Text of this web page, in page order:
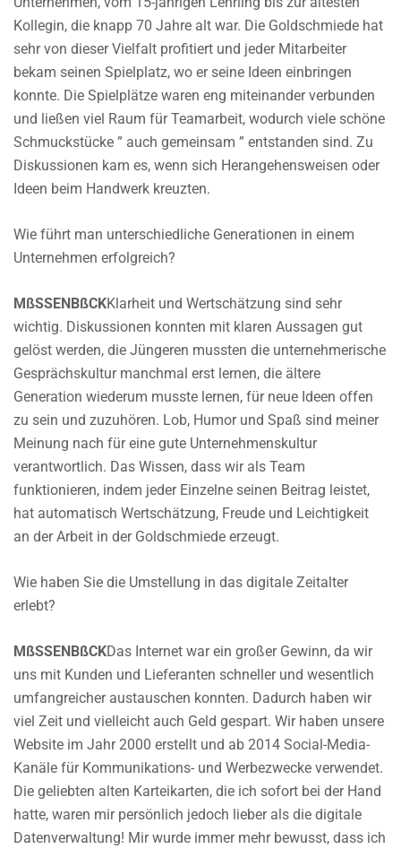
Kollegin, die knapp 70 Jahre alt war. Die Goldschmiede hat
sehr von dieser Vielfalt profitiert und jeder Mitarbeiter
bekam seinen Spielplatz, wo er seine Ideen einbringen
konnte. Die Spielplätze waren eng miteinander verbunden
und ließen viel Raum für Teamarbeit, wodurch viele schöne
Schmuckstücke ” auch gemeinsam ” entstanden sind. Zu
Diskussionen kam es, wenn sich Herangehensweisen oder
Ideen beim Handwerk kreuzten.
Wie führt man unterschiedliche Generationen in einem
Unternehmen erfolgreich?
MßSSENBßCKKlarheit und Wertschätzung sind sehr
wichtig. Diskussionen konnten mit klaren Aussagen gut
gelöst werden, die Jüngeren mussten die unternehmerische
Gesprächskultur manchmal erst lernen, die ältere
Generation wiederum musste lernen, für neue Ideen offen
zu sein und zuzuhören. Lob, Humor und Spaß sind meiner
Meinung nach für eine gute Unternehmenskultur
verantwortlich. Das Wissen, dass wir als Team
funktionieren, indem jeder Einzelne seinen Beitrag leistet,
hat automatisch Wertschätzung, Freude und Leichtigkeit
an der Arbeit in der Goldschmiede erzeugt.
Wie haben Sie die Umstellung in das digitale Zeitalter
erlebt?
MßSSENBßCKDas Internet war ein großer Gewinn, da wir
uns mit Kunden und Lieferanten schneller und wesentlich
umfangreicher austauschen konnten. Dadurch haben wir
viel Zeit und vielleicht auch Geld gespart. Wir haben unsere
Website im Jahr 2000 erstellt und ab 2014 Social-Media-
Kanäle für Kommunikations- und Werbezwecke verwendet.
Die geliebten alten Karteikarten, die ich sofort bei der Hand
hatte, waren mir persönlich jedoch lieber als die digitale
Datenverwaltung! Mir wurde immer mehr bewusst, dass ich